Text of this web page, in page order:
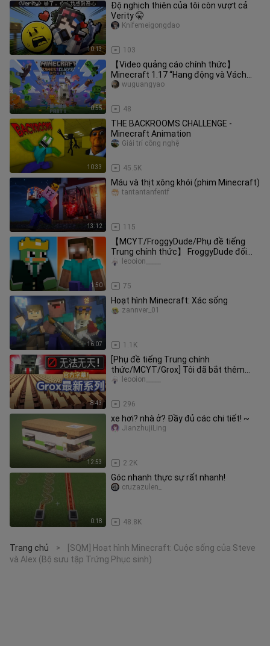
10:13
Độ nghịch thiên của tôi còn vượt cả
Verity 🤫
103
Knifemeigongdao
0:55
【Video quảng cáo chính thức】
Minecraft 1.17 “Hang động và Vách
núi” – Phần 1 đã ra mắt trên tất cả cá
48
wuguangyao
10:33
THE BACKROOMS CHALLENGE -
Minecraft Animation
45.5K
Giải trí công nghệ
13:12
Máu và thịt xông khói (phim Minecraft)
115
tantantanfentf
1:50
【MCYT/FroggyDude/Phụ đề tiếng
Trung chính thức】 FroggyDude đối
đầu Herobrine
75
leooion_____
16:07
Hoạt hình Minecraft: Xác sống
1.1K
zannver_01
8:43
[Phụ đề tiếng Trung chính
thức/MCYT/Grox] Tôi đã bắt thêm
một triệu dân làng làm nô lệ và bắt họ
296
leooion_____
12:53
xe hơi? nhà ở? Đầy đủ các chi tiết! ~
2.2K
JianzhujiLing
0:18
Góc nhanh thực sự rất nhanh!
48.8K
cruzazulen_
Trang chủ >
[SQM] Hoạt hình Minecraft: Cuộc sống của Steve
và Alex (Bộ sưu tập Trứng Phục sinh)